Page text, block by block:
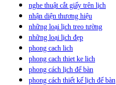
nghe thuật cắt giấy trên lịch
nhận diện thương hiệu
những loại lịch treo tường
những loại lịch đẹp
phong cach lich
phong cach thiet ke lich
phong cách lịch để bàn
phong cách thiết kế lịch để bàn